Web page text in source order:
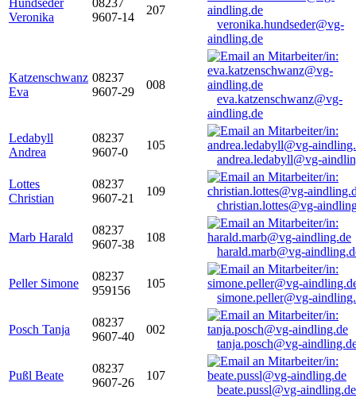
Hundseder
Veronika
08237
9607-14
207
veronika.hundseder@vg-
aindling.de
Katzenschwanz
Eva
08237
9607-29
008
eva.katzenschwanz@vg-
aindling.de
Ledabyll
Andrea
08237
9607-0
105
andrea.ledabyll@vg-
Lottes
Christian
08237
9607-21
109
christian.lottes@vg-
Marb Harald
08237
9607-38
108
harald.marb@vg-
Peller Simone
08237
959156
105
simone.peller@vg-
Posch Tanja
08237
9607-40
002
tanja.posch@vg-
Pußl Beate
08237
9607-26
107
beate.pussl@vg-aindling.de